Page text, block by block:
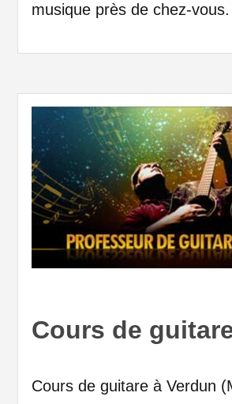
musique près de chez-vous.
Cours de
Cours de guitare à Verdun